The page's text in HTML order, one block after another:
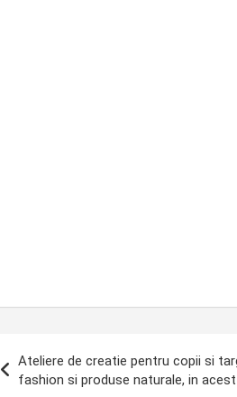
Ateliere de creatie pentru copii si
fashion si produse naturale, in